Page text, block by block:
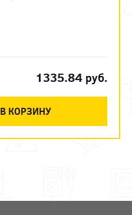
1335.84 руб.
В КОРЗИНУ